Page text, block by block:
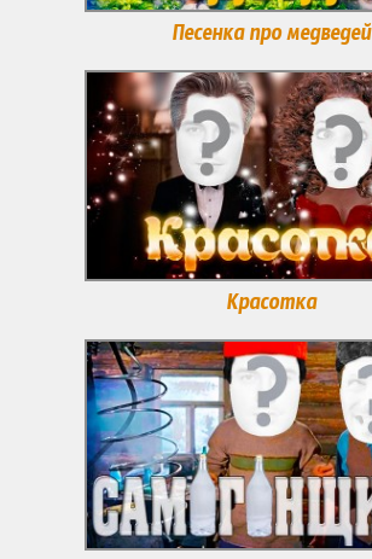
Песенка про медведей
Красотка